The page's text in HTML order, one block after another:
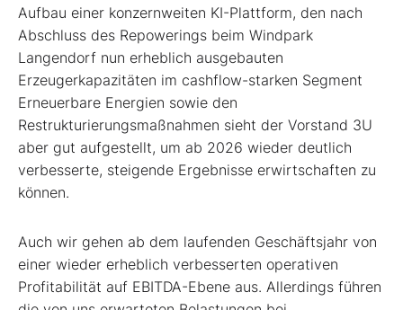
Aufbau einer konzernweiten KI-Plattform, den nach
Abschluss des Repowerings beim Windpark
Langendorf nun erheblich ausgebauten
Erzeugerkapazitäten im cashflow-starken Segment
Erneuerbare Energien sowie den
Restrukturierungsmaßnahmen sieht der Vorstand 3U
aber gut aufgestellt, um ab 2026 wieder deutlich
verbesserte, steigende Ergebnisse erwirtschaften zu
können.
Auch wir gehen ab dem laufenden Geschäftsjahr von
einer wieder erheblich verbesserten operativen
Profitabilität auf EBITDA-Ebene aus. Allerdings führen